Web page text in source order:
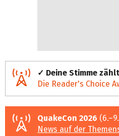
✓ Deine Stimme
Die Reader's Choice
QuakeCon 2026
News auf der